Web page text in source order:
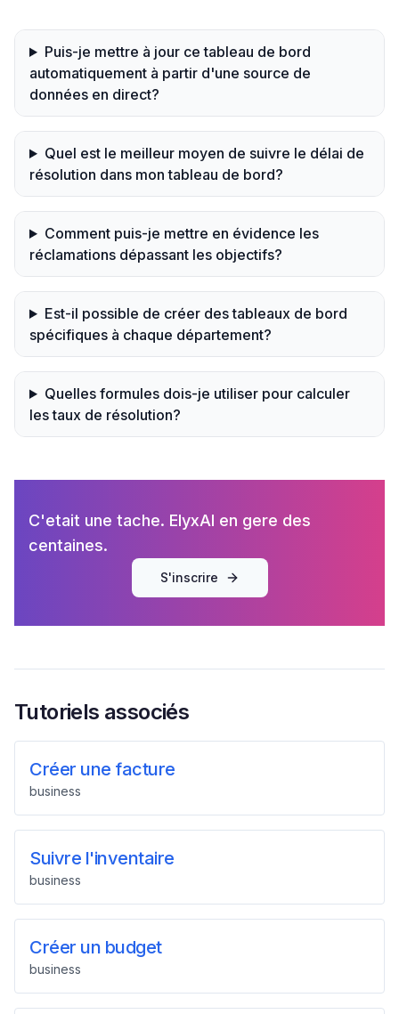
Puis-je mettre à jour ce tableau de bord
automatiquement à partir d'une source de
données en direct?
Quel est le meilleur moyen de suivre le délai de
résolution dans mon tableau de bord?
Comment puis-je mettre en évidence les
réclamations dépassant les objectifs?
Est-il possible de créer des tableaux de bord
spécifiques à chaque département?
Quelles formules dois-je utiliser pour calculer
les taux de résolution?
C'etait une tache. ElyxAI en gere des
centaines.
S'inscrire
Tutoriels associés
Créer une facture
business
Suivre l'inventaire
business
Créer un budget
business